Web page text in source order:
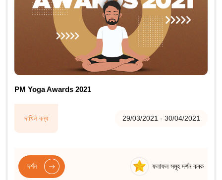
দাখিল বন্ধ 29/03/2021 - 30/04/2021
PM Yoga Awards 2021
দৰ্শন ফলাফল সমূহ দৰ্শন কৰক